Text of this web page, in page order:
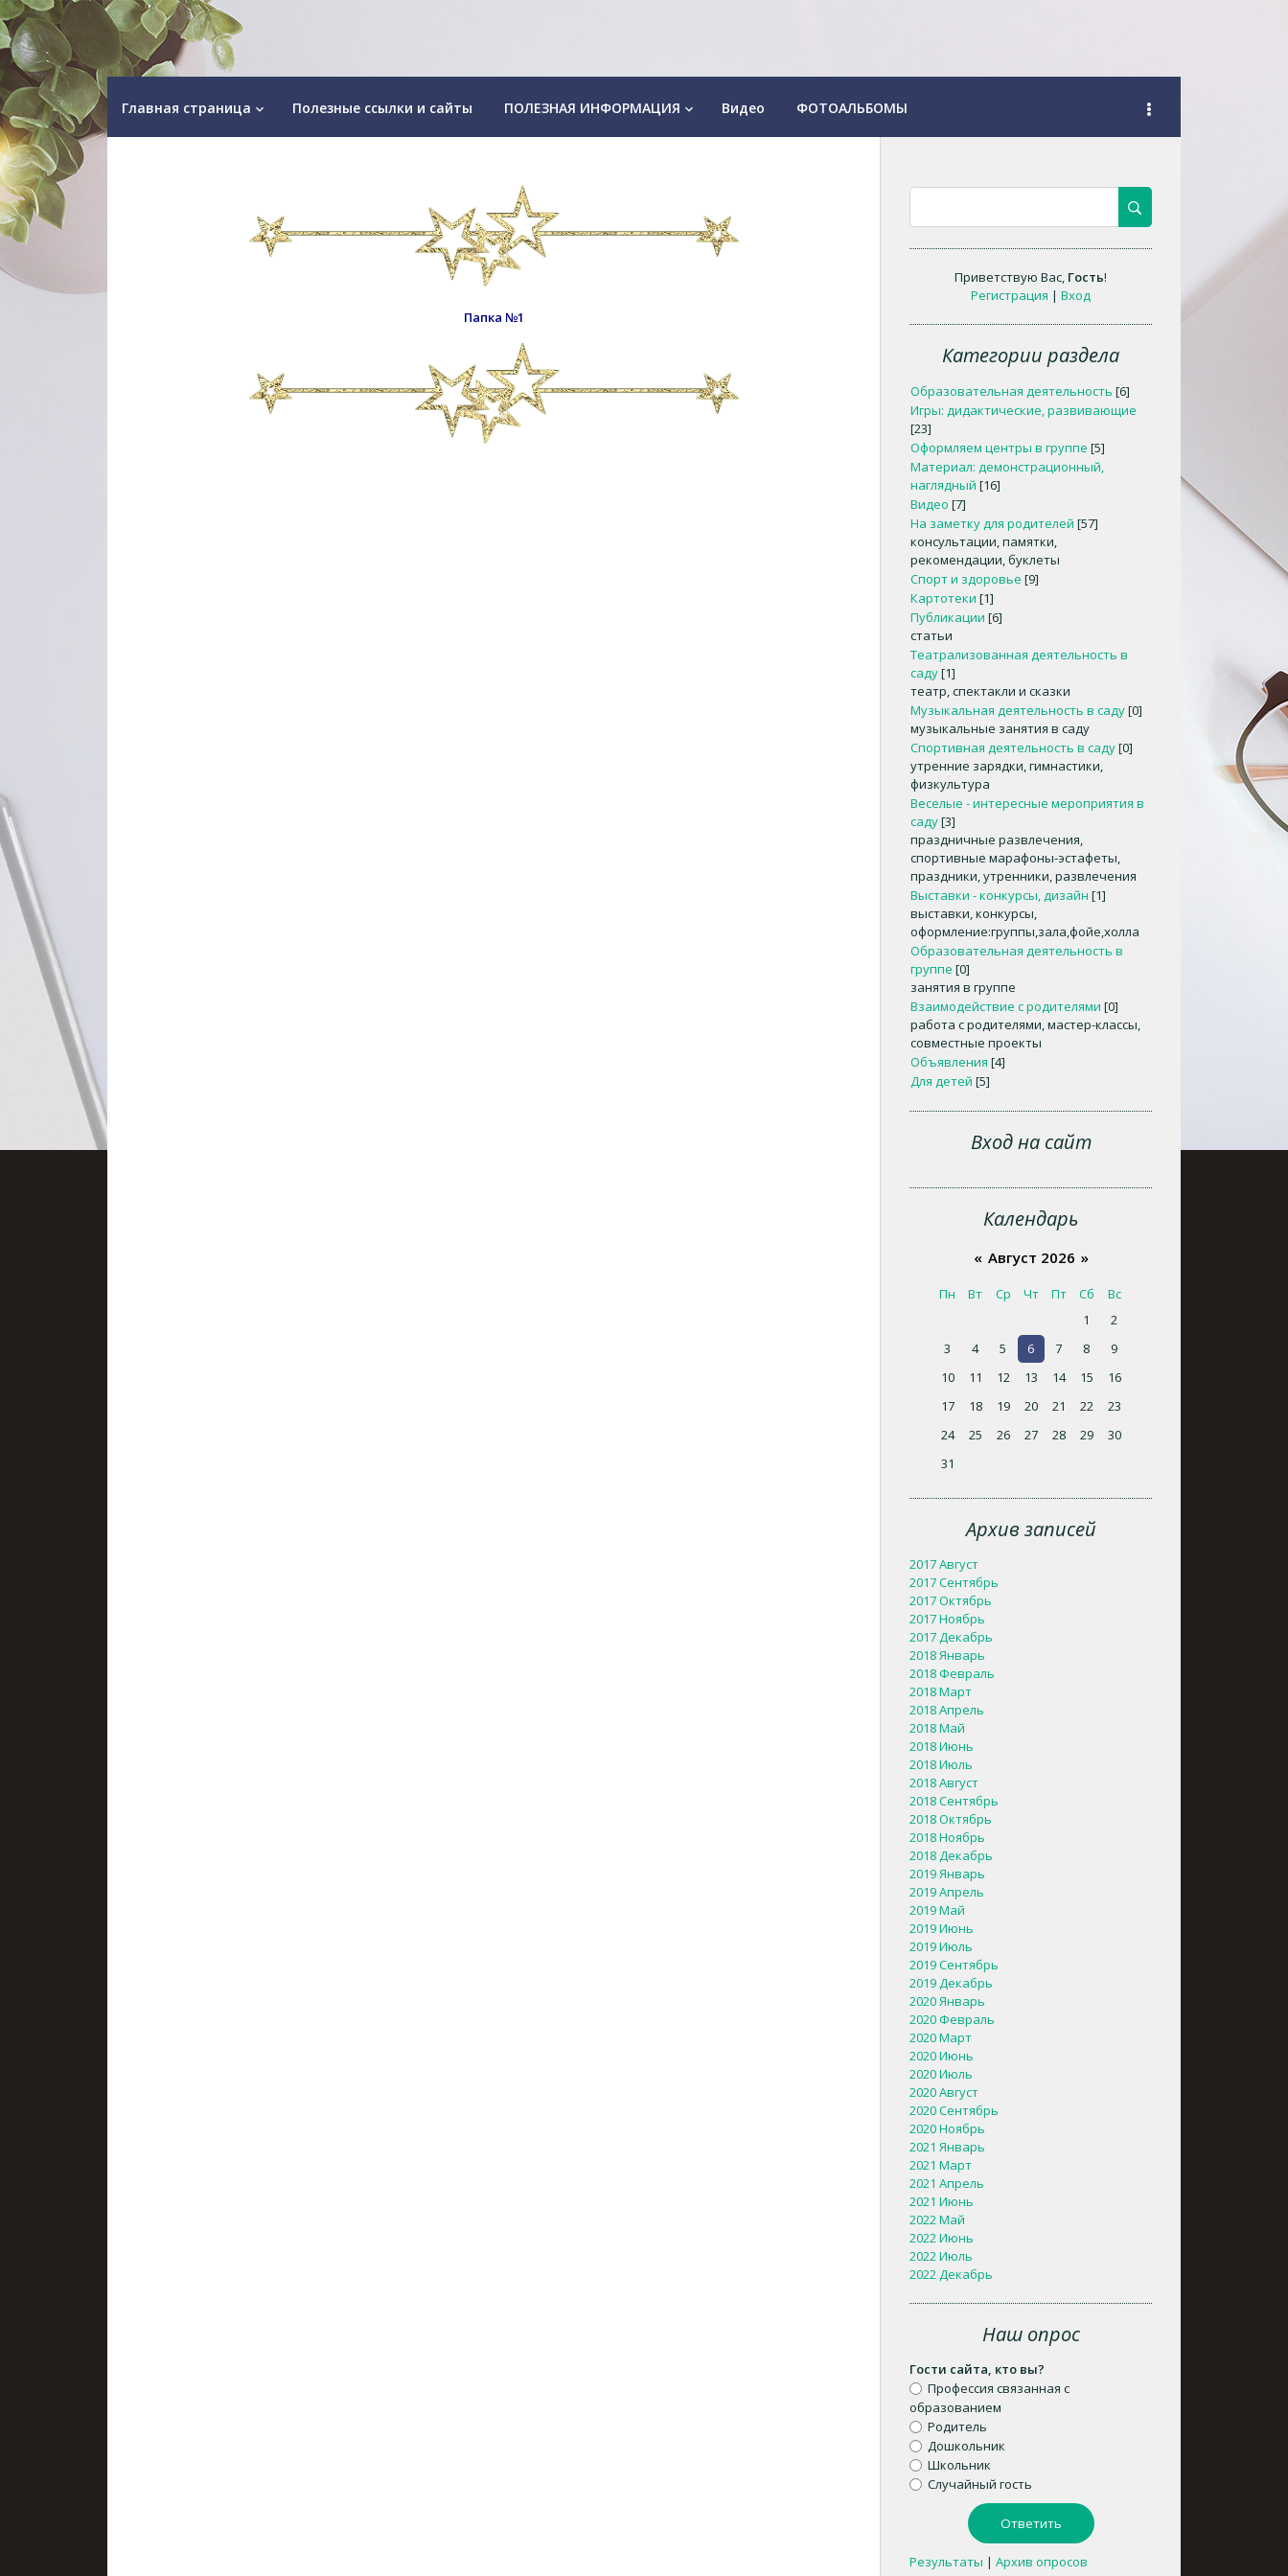
Главная страница keyboard_arrow_down Полезные ссылки и сайты ПОЛЕЗНАЯ ИНФОРМАЦИЯ keyboard_arrow_down Видео ФОТОАЛЬБОМЫ
Папка №1
Приветствую Вас, Гость!
Регистрация |Вход
Категории раздела
Образовательная деятельность [6]
Игры: дидактические, развивающие
[23]
Оформляем центры в группе [5]
Материал: демонстрационный,
наглядный [16]
Видео [7]
На заметку для родителей [57]
консультации, памятки,
рекомендации, буклеты
Спорт и здоровье [9]
Картотеки [1]
Публикации [6]
статьи
Театрализованная деятельность в
саду[1]
театр, спектакли и сказки
Музыкальная деятельность в саду[0]
музыкальные занятия в саду
Спортивная деятельность в саду[0]
утренние зарядки, гимнастики,
физкультура
Веселые - интересные мероприятия в
саду[3]
праздничные развлечения,
спортивные марафоны-эстафеты,
праздники, утренники, развлечения
Выставки - конкурсы, дизайн [1]
выставки, конкурсы,
оформление:группы,зала,фойе,холла
Образовательная деятельность в
группе [0]
занятия в группе
Взаимодействие с родителями [0]
работа с родителями, мастер-классы,
совместные проекты
Объявления [4]
Для детей [5]
Вход на сайт
Календарь
« Август 2026 »
Пн Вт Ср Чт Пт Сб
Вс
1
2
3
4 5 6 7 8
9
10
11 12 13 14 15
16
17
18 19 20 21 22
23
24
25 26 27 28 29
30
31
Архив записей
2017 Август
2017 Сентябрь
2017 Октябрь
2017 Ноябрь
2017 Декабрь
2018 Январь
2018 Февраль
2018 Март
2018 Апрель
2018 Май
2018 Июнь
2018 Июль
2018 Август
2018 Сентябрь
2018 Октябрь
2018 Ноябрь
2018 Декабрь
2019 Январь
2019 Апрель
2019 Май
2019 Июнь
2019 Июль
2019 Сентябрь
2019 Декабрь
2020 Январь
2020 Февраль
2020 Март
2020 Июнь
2020 Июль
2020 Август
2020 Сентябрь
2020 Ноябрь
2021 Январь
2021 Март
2021 Апрель
2021 Июнь
2022 Май
2022 Июнь
2022 Июль
2022 Декабрь
Наш опрос
Гости сайта, кто вы?
Профессия связанная с
образованием
Родитель
Дошкольник
Школьник
Случайный гость
Результаты |Архив опросов